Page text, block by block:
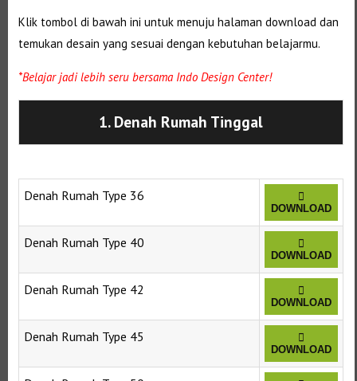
Klik tombol di bawah ini untuk menuju halaman download dan
temukan desain yang sesuai dengan kebutuhan belajarmu.
*Belajar jadi lebih seru bersama Indo Design Center!
1. Denah Rumah Tinggal
Denah Rumah Type 36
DOWNLOAD
Denah Rumah Type 40
DOWNLOAD
Denah Rumah Type 42
DOWNLOAD
Denah Rumah Type 45
DOWNLOAD